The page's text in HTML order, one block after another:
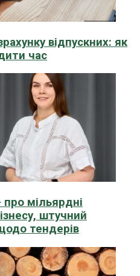
відпускних: як
час
про мільярдні
штучний
тендерів